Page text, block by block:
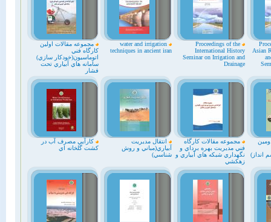
مجموعه مقالات اولين
كارگاه فني
اتوماسيون(خودكار سازي)
سامانه هاي آبياري تحت
فشار
water and irrigation
techniques in ancient iran
Proceedings of the
International History
Seminar on Irrigation and
Drainage
Asian
کارآيي مصرف آب در
کشت گلخانه اي
انتقال مديريت
آبياري(مباني و روش
شناسي)
مجموعه مقالات كارگاه
فني مديريت بهره برداي و
نگهداري شبكه هاي آبياري و
زهكشي
انداز)